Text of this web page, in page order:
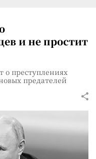
и не простит
о преступлениях
предателей